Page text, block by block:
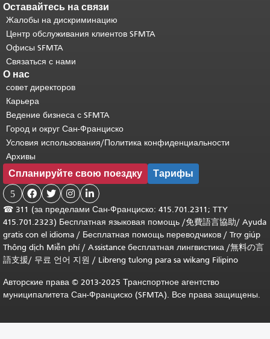
Оставайтесь на связи
Жалобы на дискриминацию
Центр обслуживания клиентов SFMTA
Офисы SFMTA
Связаться с нами
О нас
совет директоров
Карьера
Ведение бизнеса с SFMTA
Город и округ Сан-Франциско
Условия использования/Политика конфиденциальности
Архивы
Спланируйте свою поездку Тарифы
5    
☎ 311 (за пределами Сан-Франциско: 415.701.2311; TTY
415.701.2323) Бесплатная языковая помощь /免費語言協助/ Ayuda
gratis con el idioma / Бесплатная помощь переводчиков / Trợ giúp
Thông dịch Miễn phí/ Assistance бесплатная лингвистика /無料の言
語支援/ 무료 언어 지원 / Libreng tulong para sa wikang Filipino
Авторские права © 2013-2025 Транспортное агентство
муниципалитета Сан-Франциско (SFMTA). Все права защищены.